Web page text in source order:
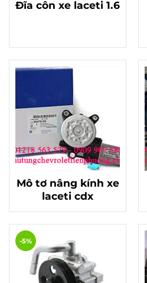
Đĩa côn xe laceti 1.6
Mô tơ nâng kính xe
laceti cdx
-5%